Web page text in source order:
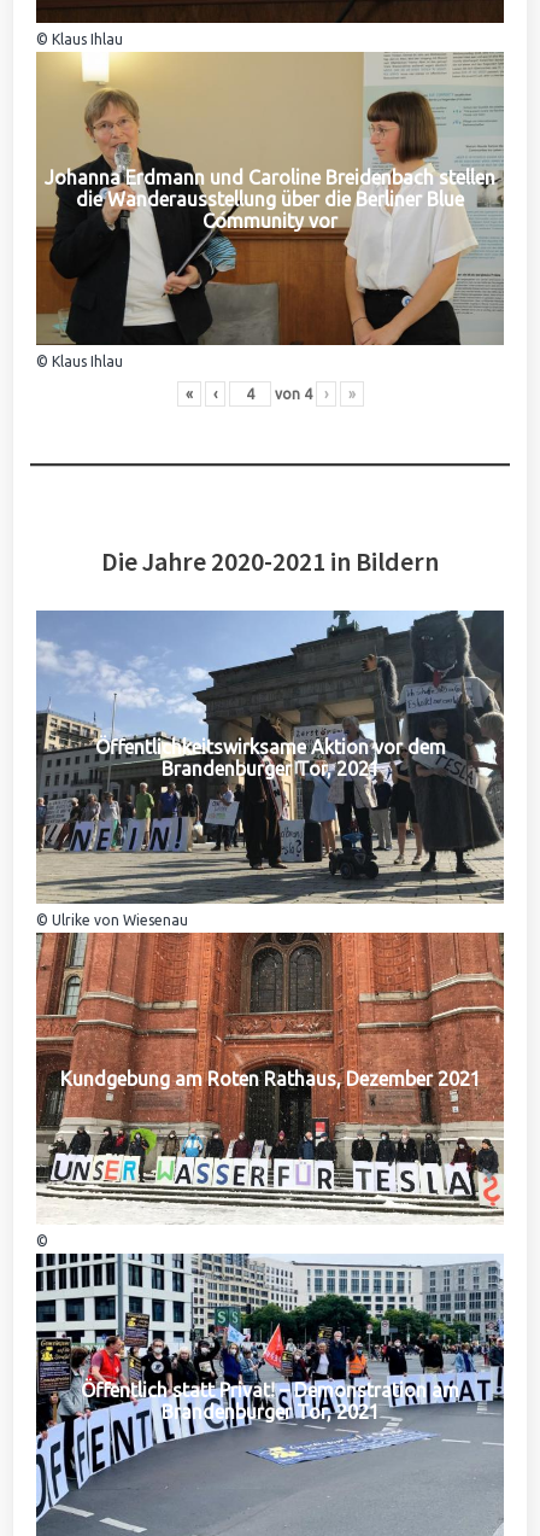
© Klaus Ihlau
Johanna Erdmann und Caroline Breidenbach stellen
die Wanderausstellung über die Berliner Blue
Community vor
© Klaus Ihlau
« ‹ von 4 › »
Die Jahre 2020-2021 in Bildern
Öffentlichkeitswirksame Aktion vor dem
Brandenburger Tor, 2021
© Ulrike von Wiesenau
Kundgebung am Roten Rathaus, Dezember 2021
©
Öffentlich statt Privat! – Demonstration am
Brandenburger Tor, 2021